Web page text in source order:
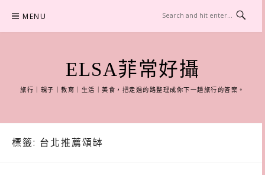
content
MENU
ELSA菲常好攝
旅行｜親子｜教育｜生活｜美食，把走過的路整理成你下一趟旅行的答案。
標籤: 台北推薦頌缽